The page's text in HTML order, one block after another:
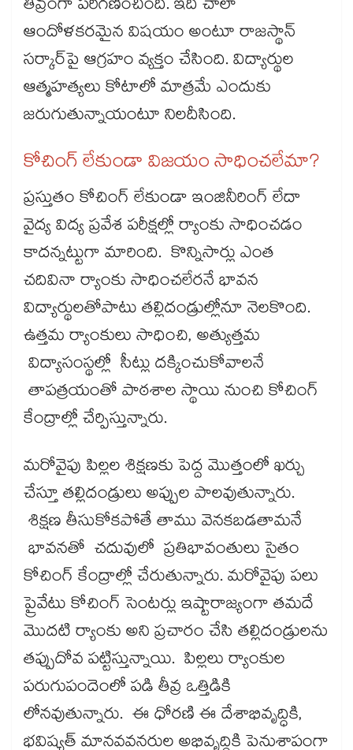
తీవ్రంగా పరిగణించింది. ఇది చాలా
ఆందోళకరమైన విషయం అంటూ రాజస్థాన్
సర్కార్​పై ఆగ్రహం వ్యక్తం చేసింది. విద్యార్థుల
ఆత్మహత్యలు కోటాలో మాత్రమే ఎందుకు
జరుగుతున్నాయంటూ నిలదీసింది.
కోచింగ్ లేకుండా విజయం సాధించలేమా?
ప్రస్తుతం కోచింగ్ లేకుండా ఇంజినీరింగ్ లేదా
వైద్య విద్య ప్రవేశ పరీక్షల్లో ర్యాంకు సాధించడం
కాదన్నట్టుగా మారింది. కొన్నిసార్లు ఎంత
చదివినా ర్యాంకు సాధించలేరనే భావన
విద్యార్థులతోపాటు తల్లిదండ్రుల్లోనూ నెలకొంది.
ఉత్తమ ర్యాంకులు సాధించి, అత్యుత్తమ
విద్యాసంస్థల్లో సీట్లు దక్కించుకోవాలనే
తాపత్రయంతో పాఠశాల స్థాయి నుంచి కోచింగ్​
కేంద్రాల్లో చేర్పిస్తున్నారు.
మరోవైపు పిల్లల శిక్షణకు పెద్ద మొత్తంలో ఖర్చు
చేస్తూ తల్లిదండ్రులు అప్పుల పాలవుతున్నారు.
శిక్షణ తీసుకోకపోతే తాము వెనకబడతామనే
భావనతో చదువులో ప్రతిభావంతులు సైతం
కోచింగ్‌ కేంద్రాల్లో చేరుతున్నారు. మరోవైపు పలు
ప్రైవేటు కోచింగ్‌ సెంటర్లు ఇష్టారాజ్యంగా తమదే
మొదటి ర్యాంకు అని ప్రచారం చేసి తల్లిదండ్రులను
తప్పుదోవ పట్టిస్తున్నాయి. పిల్లలు ర్యాంకుల
పరుగుపందెంలో పడి తీవ్ర ఒత్తిడికి
లోనవుతున్నారు. ఈ ధోరణి ఈ దేశాభివృద్ధికి,
భవిష్యత్ మానవవనరుల అభివృద్ధికి పెనుశాపంగా